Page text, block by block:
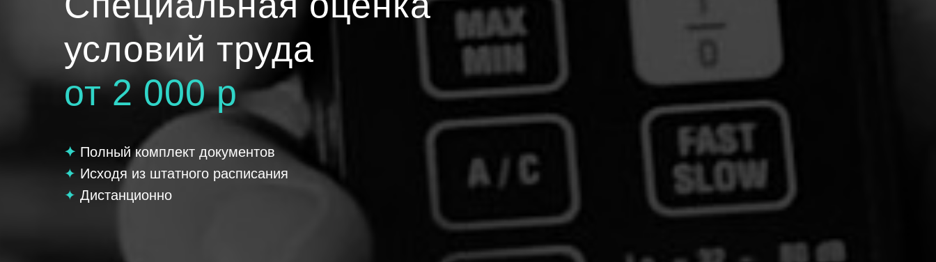
условий труда
от 2 000 р
✦ Полный комплект документов
✦ Исходя из штатного расписания
✦ Дистанционно